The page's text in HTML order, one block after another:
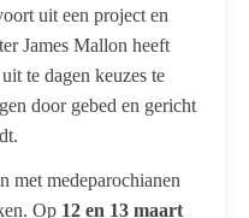
uit een project en
James Mallon heeft
te dagen keuzes te
door gebed en gericht
met medeparochianen
Op 12 en 13 maart